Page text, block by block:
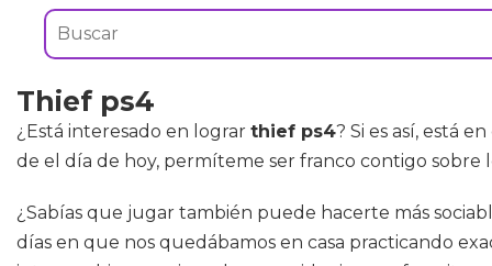
Thief ps4
¿Está interesado en lograr thief ps4? Si es así, está
de el día de hoy, permíteme ser franco contigo
¿Sabías que jugar también puede hacerte más
días en que nos quedábamos en casa practicando